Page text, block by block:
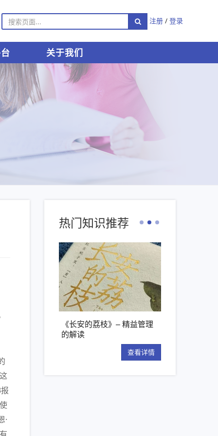
注册 / 登录
关于我们
·
热门知识推荐
《长安的荔枝》– 精益管理
的解读
查看详情
【新书推荐】丰田